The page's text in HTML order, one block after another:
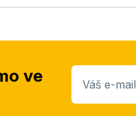
ve
Váš e-mail